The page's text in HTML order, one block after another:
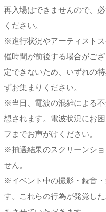
再入場はできませんので、
ください。
※進行状況やアーティスト
催時間が前後する場合がご
定できないため、いずれの
ずお集まりください。
※当日、電波の混雑による
想されます。電波状況にお
フまでお声がけください。
※抽選結果のスクリーンシ
せん。
※イベント中の撮影・録音
す。これらの行為が発覚し